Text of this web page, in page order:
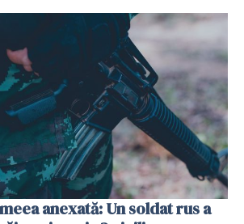
anexată: Un soldat rus a